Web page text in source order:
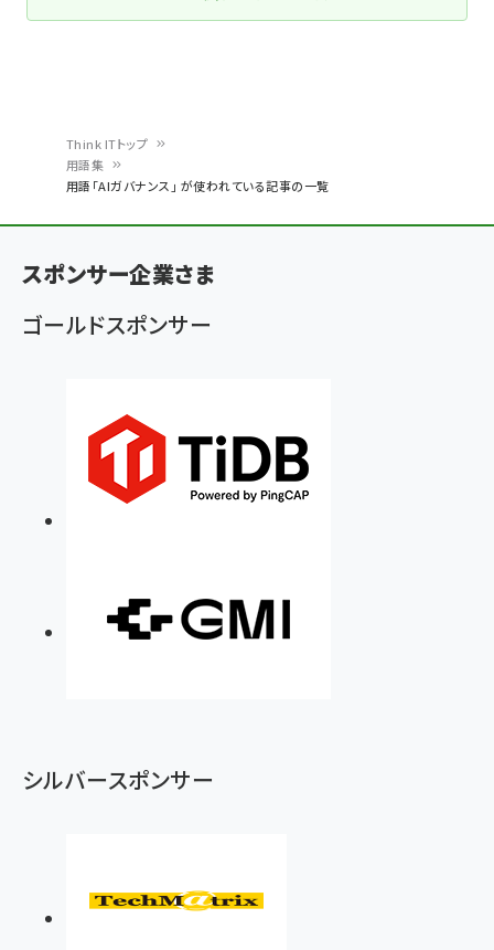
ン
く
ず
Think ITトップ
用語集
用語「AIガバナンス」 が使われている記事の一覧
スポンサー企業さま
ゴールドスポンサー
シルバースポンサー